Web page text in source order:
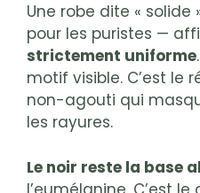
Une robe dite « solide
pour les puristes —
strictement uniforme
motif visible. C’est le
non-agouti qui
les rayures.
Le noir reste la base